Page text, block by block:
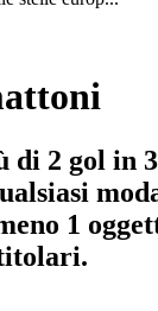
di 2 gol in
1